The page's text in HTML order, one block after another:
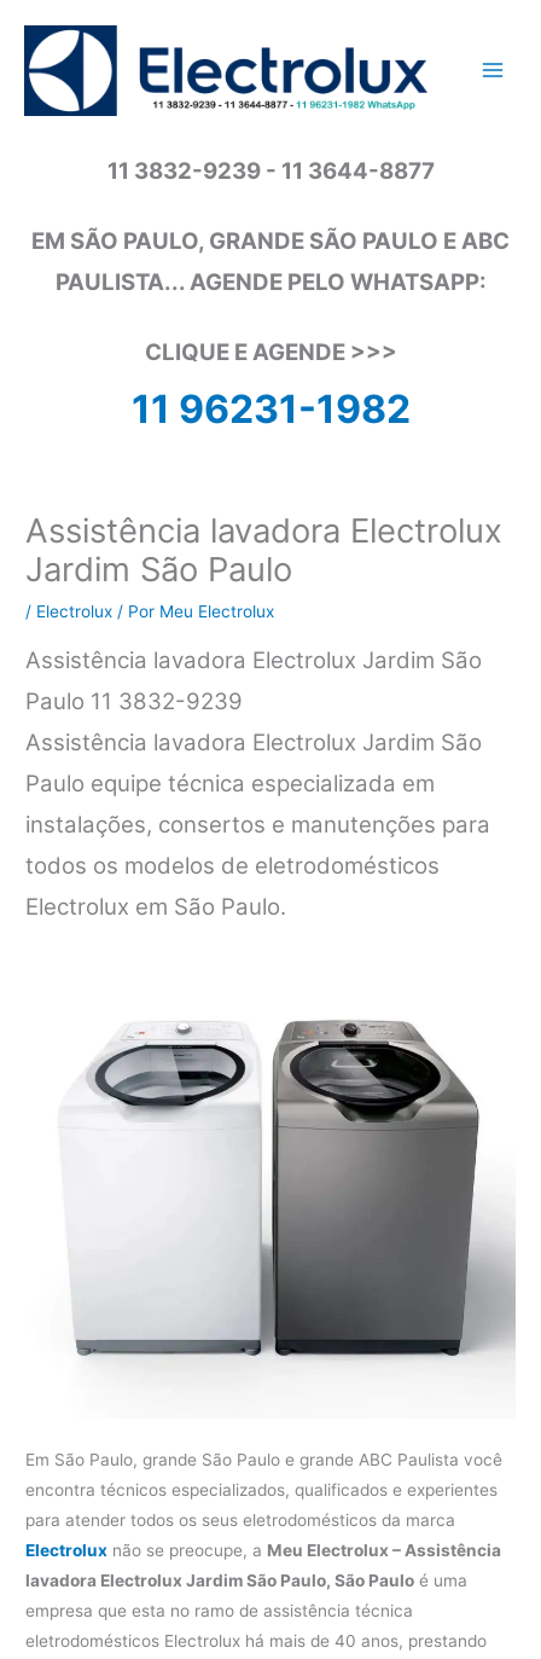
conteúdo
11 3832-9239 - 11 3644-8877
EM SÃO PAULO, GRANDE SÃO PAULO E ABC
PAULISTA... AGENDE PELO WHATSAPP:
CLIQUE E AGENDE >>>
11 96231-1982
Assistência lavadora Electrolux
Jardim São Paulo
/ Electrolux / Por Meu Electrolux
Assistência lavadora Electrolux Jardim São
Paulo 11 3832-9239
Assistência lavadora Electrolux Jardim São
Paulo equipe técnica especializada em
instalações, consertos e manutenções para
todos os modelos de eletrodomésticos
Electrolux em São Paulo.
Em São Paulo, grande São Paulo e grande ABC Paulista você
encontra técnicos especializados, qualificados e experientes
para atender todos os seus eletrodomésticos da marca
Electrolux não se preocupe, a Meu Electrolux – Assistência
lavadora Electrolux Jardim São Paulo, São Paulo é uma
empresa que esta no ramo de assistência técnica
eletrodomésticos Electrolux há mais de 40 anos, prestando